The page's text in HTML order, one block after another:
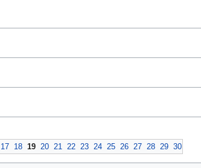
17 18 19 20 21 22 23 24 25 26 27 28 29 30